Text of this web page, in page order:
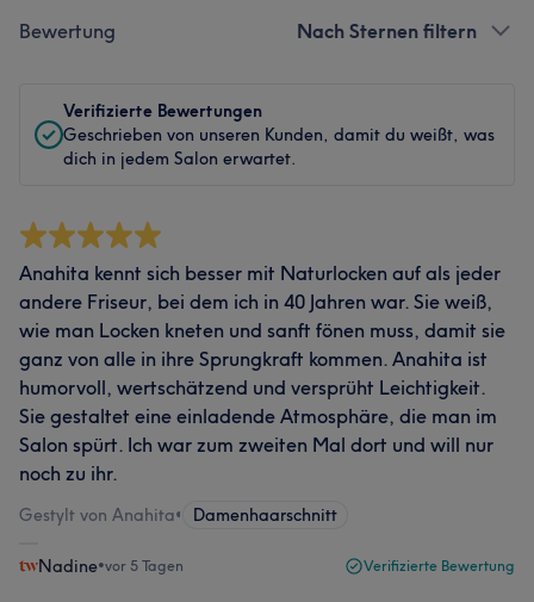
Bewertung Nach Sternen filtern
Verifizierte Bewertungen
Geschrieben von unseren Kunden, damit du weißt, was
dich in jedem Salon erwartet.
Anahita kennt sich besser mit Naturlocken auf als jeder
andere Friseur, bei dem ich in 40 Jahren war. Sie weiß,
wie man Locken kneten und sanft fönen muss, damit sie
ganz von alle in ihre Sprungkraft kommen. Anahita ist
humorvoll, wertschätzend und versprüht Leichtigkeit.
Sie gestaltet eine einladende Atmosphäre, die man im
Salon spürt. Ich war zum zweiten Mal dort und will nur
noch zu ihr.
Gestylt von Anahita• Damenhaarschnitt
Nadine•vor 5 Tagen Verifizierte Bewertung